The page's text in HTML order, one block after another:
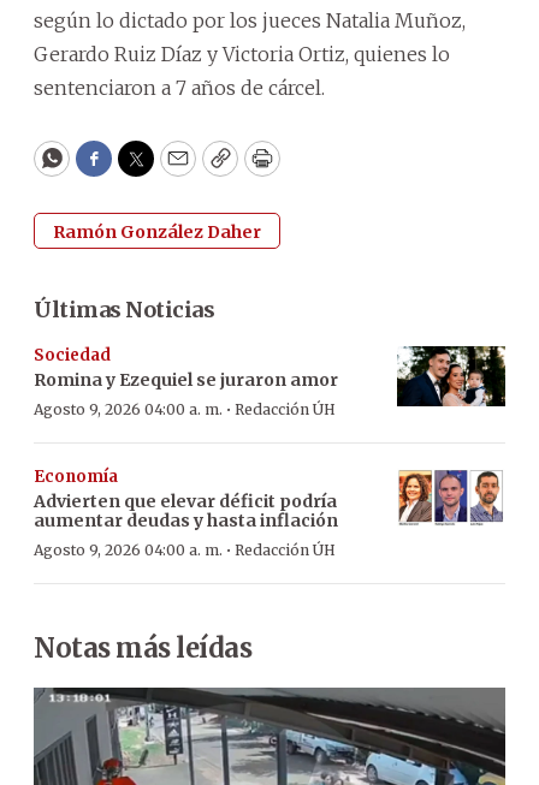
según lo dictado por los jueces Natalia Muñoz,
Gerardo Ruiz Díaz y Victoria Ortiz, quienes lo
sentenciaron a 7 años de cárcel.
WhatsApp
Facebook
Twitter
EmailCopyPrint
Ramón González Daher
Últimas Noticias
Sociedad
Romina y Ezequiel se juraron amor
Agosto 9, 2026 04:00 a. m. · Redacción ÚH
Economía
Advierten que elevar déficit podría
aumentar deudas y hasta inflación
Agosto 9, 2026 04:00 a. m. · Redacción ÚH
Notas más leídas